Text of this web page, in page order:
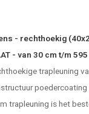
- rechthoekig
- van 30 cm t/m
trapleuning
trapleuning is het